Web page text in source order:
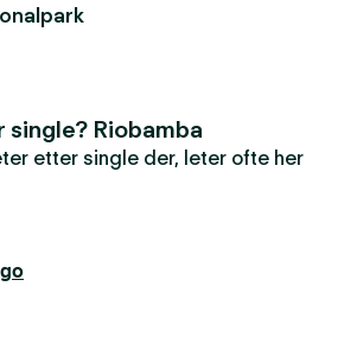
Riobamba
etter single der, leter ofte her